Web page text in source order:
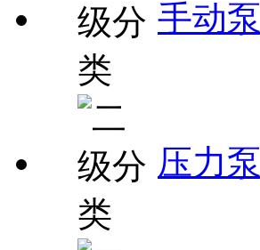
手动泵
压力泵